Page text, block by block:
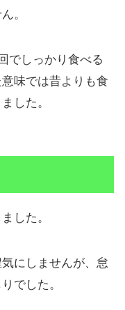
。
でしっかり食べる
味では昔よりも食
した。
した。
にしませんが、怠
でした。